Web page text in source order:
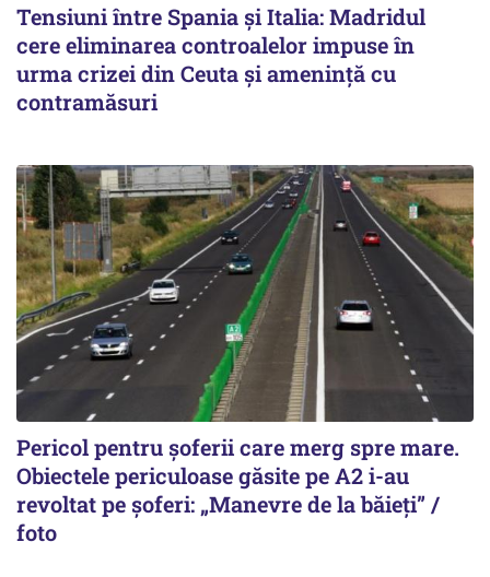
Tensiuni între Spania și Italia: Madridul
cere eliminarea controalelor impuse în
urma crizei din Ceuta și amenință cu
contramăsuri
Pericol pentru șoferii care merg spre mare.
Obiectele periculoase găsite pe A2 i-au
revoltat pe șoferi: „Manevre de la băieți” /
foto